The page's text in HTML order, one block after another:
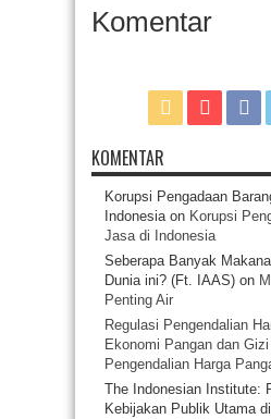
Komentar
KOMENTAR
Korupsi Pengadaan
Indonesiaon Korupsi
Jasa di Indonesia
Seberapa Banyak
Dunia ini? (Ft. IAAS) on
Penting Air
Regulasi Pengendalian
Ekonomi Pangan dan Gizi
Pengendalian Harga
The Indonesian Institute:
Kebijakan Publik Utama